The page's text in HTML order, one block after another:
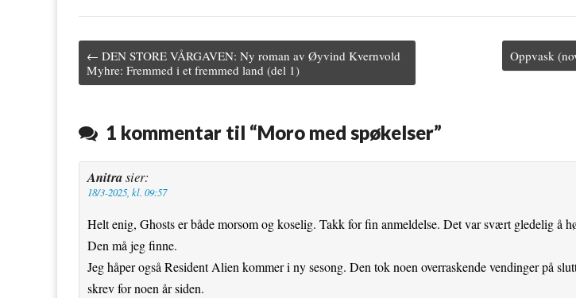
e
b
o
k
t
t
r
b
l
t
e
e
i
l
Post navigation
← DEN STORE VÅRGAVEN: Ny roman av Øyvind Kvernvold
Myhre: Fremmed i et fremmed land (del 1)
Oppvask
1 kommentar til “Moro med spøkelser”
Anitrasier:
18/3-2025, kl. 09:57
Helt enig, Ghosts er både morsom og koselig. Takk for fin anmeldelse. Det var svært gledelig å
Den må jeg finne.
Jeg håper også Resident Alien kommer i ny sesong. Den tok noen overraskende vendinger på
skrev for noen år siden.